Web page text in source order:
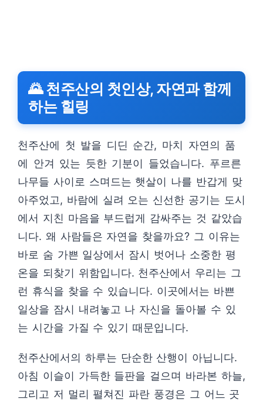
🌄 천주산의 첫인상, 자연과 함께
하는 힐링
천주산에 첫 발을 디딘 순간, 마치 자연의 품
에 안겨 있는 듯한 기분이 들었습니다. 푸르른
나무들 사이로 스며드는 햇살이 나를 반갑게 맞
아주었고, 바람에 실려 오는 신선한 공기는 도시
에서 지친 마음을 부드럽게 감싸주는 것 같았습
니다. 왜 사람들은 자연을 찾을까요? 그 이유는
바로 숨 가쁜 일상에서 잠시 벗어나 소중한 평
온을 되찾기 위함입니다. 천주산에서 우리는 그
런 휴식을 찾을 수 있습니다. 이곳에서는 바쁜
일상을 잠시 내려놓고 나 자신을 돌아볼 수 있
는 시간을 가질 수 있기 때문입니다.
천주산에서의 하루는 단순한 산행이 아닙니다.
아침 이슬이 가득한 들판을 걸으며 바라본 하늘,
그리고 저 멀리 펼쳐진 파란 풍경은 그 어느 곳